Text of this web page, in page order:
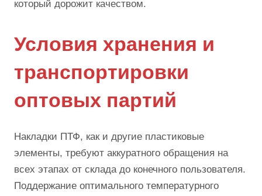
который дорожит качеством.
Условия хранения и
транспортировки
оптовых партий
Накладки ПТФ, как и другие пластиковые
элементы, требуют аккуратного обращения на
всех этапах от склада до конечного пользователя.
Поддержание оптимального температурного